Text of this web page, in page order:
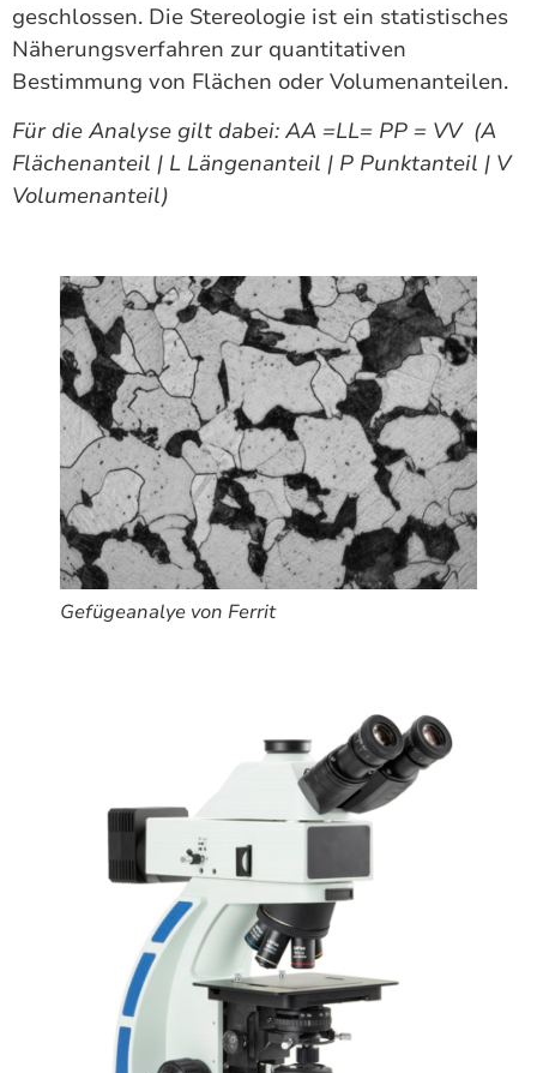
geschlossen. Die Stereologie ist ein statistisches
Näherungsverfahren zur quantitativen
Bestimmung von Flächen oder Volumenanteilen.
Für die Analyse gilt dabei: AA =LL= PP = VV (A
Flächenanteil | L Längenanteil | P Punktanteil | V
Volumenanteil)
Gefügeanalye von Ferrit